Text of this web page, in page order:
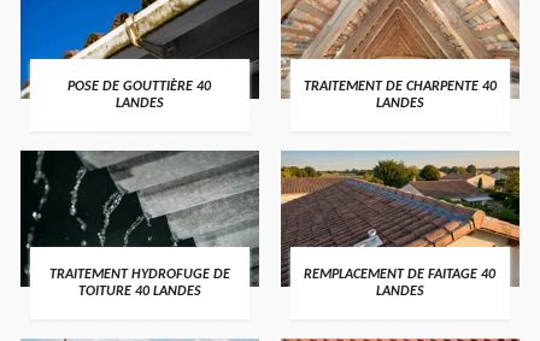
POSE DE GOUTTIÈRE 40
LANDES
TRAITEMENT DE CHARPENTE 40
LANDES
TRAITEMENT HYDROFUGE DE
TOITURE 40 LANDES
REMPLACEMENT DE FAITAGE 40
LANDES